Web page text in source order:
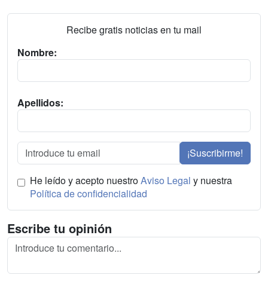
Recibe gratis noticias en tu mail
Nombre:
Apellidos:
¡Suscribirme!
He leído y acepto nuestroAviso Legal y nuestra
Política de confidencialidad
Escribe tu opinión